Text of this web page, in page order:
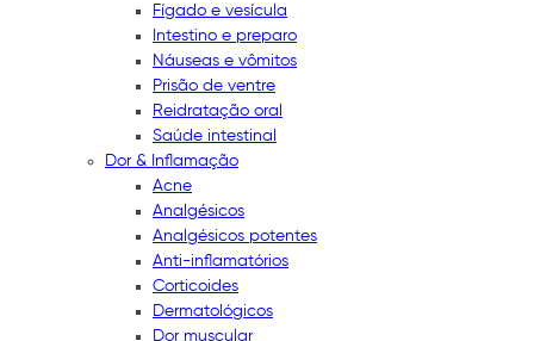
Fígado e vesícula
Intestino e preparo
Náuseas e vômitos
Prisão de ventre
Reidratação oral
Saúde intestinal
Dor & Inflamação
Acne
Analgésicos
Analgésicos potentes
Anti-inflamatórios
Corticoides
Dermatológicos
Dor muscular